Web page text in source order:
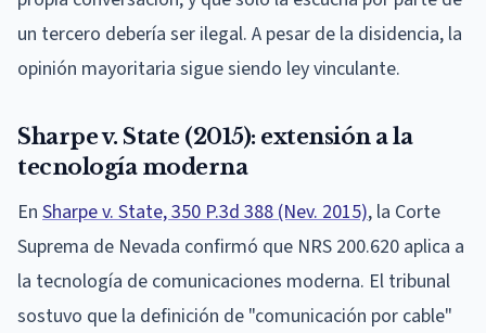
un tercero debería ser ilegal. A pesar de la disidencia, la
opinión mayoritaria sigue siendo ley vinculante.
Sharpe v. State (2015): extensión a la
tecnología moderna
En Sharpe v. State, 350 P.3d 388 (Nev. 2015), la Corte
Suprema de Nevada confirmó que NRS 200.620 aplica a
la tecnología de comunicaciones moderna. El tribunal
sostuvo que la definición de "comunicación por cable"